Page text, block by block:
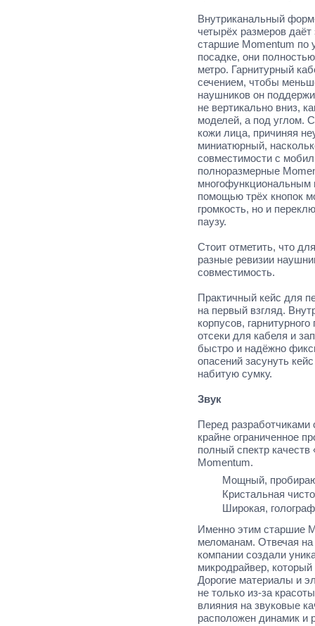
Внутриканальный
четырёх размеров
старшие Momentum по
посадке, они
метро. Гарнитурный
сечением, чтобы
наушников он
не вертикально вниз,
моделей, а под углом.
кожи лица, причиняя
миниатюрный,
совместимости с
полноразмерные
помощью трёх кнопок
громкость, но и
паузу.
Стоит отметить, что
разные ревизии
совместимость.
Практичный кейс для
на первый взгляд.
корпусов,
отсеки для кабеля и
быстро и надёжно
опасений засунуть
набитую сумку.
Звук
Перед разработчиками
крайне ограниченное
полный спектр
Momentum.
Мощный,
Кристальная
Широкая,
Именно этим старшие
меломанам. Отвечая
компании создали
микродрайвер,
Дорогие материалы и
не только из-за
влияния на звуковые
расположен динамик и